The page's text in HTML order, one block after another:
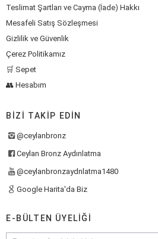
Teslimat Şartları ve Cayma (İade) Hakkı
Mesafeli Satış Sözleşmesi
Gizlilik ve Güvenlik
Çerez Politikamız
🛒 Sepet
👥 Hesabım
BIZI TAKIP EDIN
@ceylanbronz
Ceylan Bronz Aydınlatma
@ceylanbronzaydnlatma1480
Google Harita'da Biz
E-BÜLTEN ÜYELIĞI